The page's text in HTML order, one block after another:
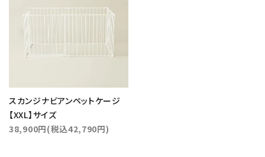
スカンジナビアンペットケージ
【XXL】サイズ
38,900円(税込42,790円)